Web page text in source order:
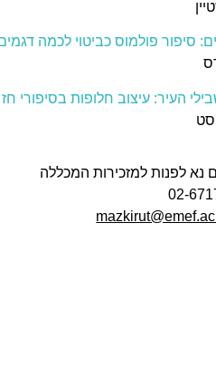
סיפור פולמוס כביטוי לכמה
העיר: עיצוב חלופות בסיפורי
נא לפנות למזכירות המכללה